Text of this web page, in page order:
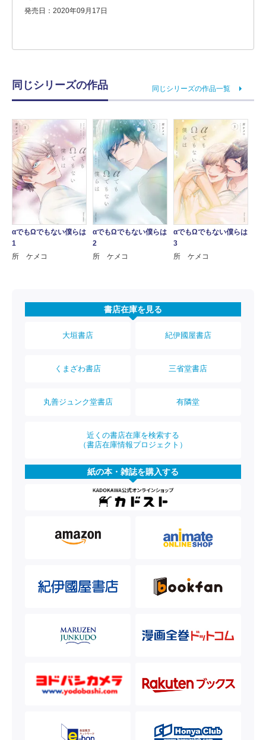
発売日：2020年09月17日
同じシリーズの作品 同じシリーズの作品一覧
αでもΩでもない僕らは
1
所 ケメコ
αでもΩでもない僕らは
2
所 ケメコ
αでもΩでもない僕らは
3
所 ケメコ
書店在庫を見る
大垣書店 紀伊國屋書店
くまざわ書店 三省堂書店
丸善ジュンク堂書店 有隣堂
近くの書店在庫を検索する
（書店在庫情報プロジェクト）
紙の本・雑誌を購入する